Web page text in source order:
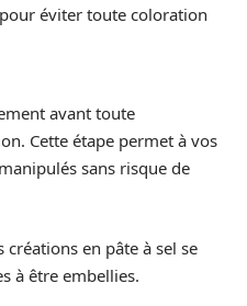
éviter toute coloration
avant toute
Cette étape permet à vos
sans risque de
créations en pâte à sel se
à être embellies.